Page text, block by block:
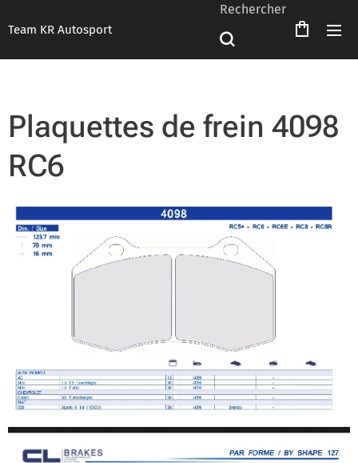
Team KR Autosport
Rechercher
Plaquettes de frein 4098
RC6